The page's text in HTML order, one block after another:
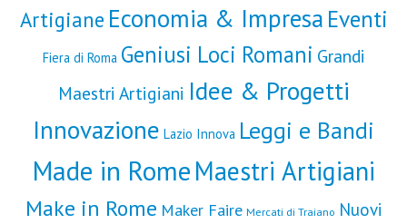
Artigiane Economia & Impresa Eventi
Fiera di Roma Geniusi Loci Romani Grandi
Maestri Artigiani Idee & Progetti
Innovazione Lazio Innova Leggi e Bandi
Made in RomeMaestri Artigiani
Make in Rome Maker Faire Mercati di Traiano Nuovi